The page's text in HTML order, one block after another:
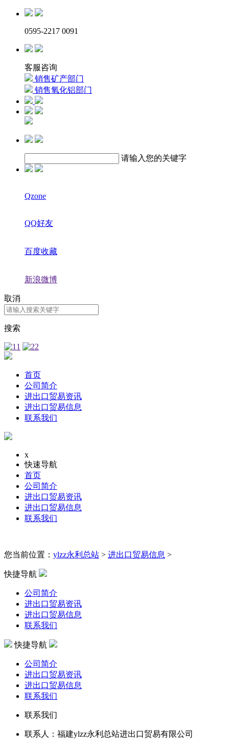
0595-2217 0091
客服咨询
销售矿产部门
销售氧化铝部门
请输入您的关键字
Qzone
QQ好友
百度收藏
新浪微博
取消
搜索
首页
公司简介
进出口贸易资讯
进出口贸易信息
联系我们
x
快速导航
首页
公司简介
进出口贸易资讯
进出口贸易信息
联系我们
您当前位置： ylzz永利总站 > 进出口贸易信息 >
快捷导航
公司简介
进出口贸易资讯
进出口贸易信息
联系我们
快捷导航
公司简介
进出口贸易资讯
进出口贸易信息
联系我们
联系我们
联系人：福建ylzz永利总站进出口贸易有限公司